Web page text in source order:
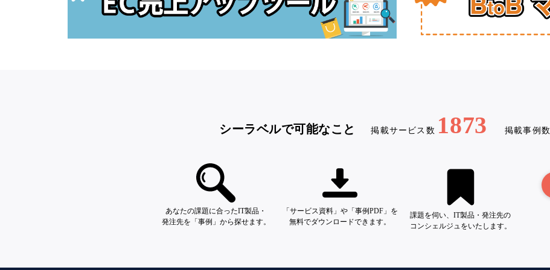
シーラベルで可能なこと 掲載サービス数 1873 掲載事例数
あなたの課題に合ったIT製品・
発注先を「事例」から探せます。
「サービス資料」や「事例PDF」を
無料でダウンロードできます。
課題を伺い、IT製品・発注先の
コンシェルジュをいたします。